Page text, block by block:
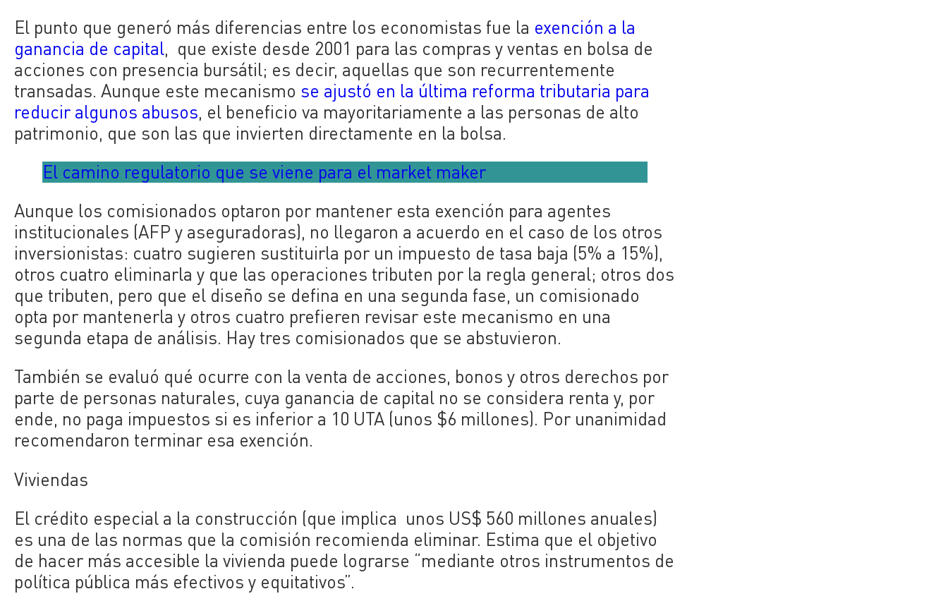
El punto que generó más diferencias entre los economistas fue la exención a la
ganancia de capital, que existe desde 2001 para las compras y ventas en bolsa de
acciones con presencia bursátil; es decir, aquellas que son recurrentemente
transadas. Aunque este mecanismo se ajustó en la última reforma tributaria para
reducir algunos abusos, el beneficio va mayoritariamente a las personas de alto
patrimonio, que son las que invierten directamente en la bolsa.
El camino regulatorio que se viene para el market maker
Aunque los comisionados optaron por mantener esta exención para agentes
institucionales (AFP y aseguradoras), no llegaron a acuerdo en el caso de los otros
inversionistas: cuatro sugieren sustituirla por un impuesto de tasa baja (5% a 15%),
otros cuatro eliminarla y que las operaciones tributen por la regla general; otros dos
que tributen, pero que el diseño se defina en una segunda fase, un comisionado
opta por mantenerla y otros cuatro prefieren revisar este mecanismo en una
segunda etapa de análisis. Hay tres comisionados que se abstuvieron.
También se evaluó qué ocurre con la venta de acciones, bonos y otros derechos por
parte de personas naturales, cuya ganancia de capital no se considera renta y, por
ende, no paga impuestos si es inferior a 10 UTA (unos $6 millones). Por unanimidad
recomendaron terminar esa exención.
Viviendas
El crédito especial a la construcción (que implica unos US$ 560 millones anuales)
es una de las normas que la comisión recomienda eliminar. Estima que el objetivo
de hacer más accesible la vivienda puede lograrse “mediante otros instrumentos de
política pública más efectivos y equitativos”.